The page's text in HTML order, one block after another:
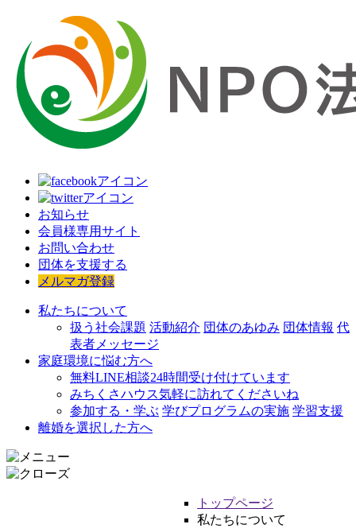
お知らせ
会員様専用サイト
お問い合わせ
団体を支援する
メルマガ登録
私たちについて
扱う社会課題 活動紹介 団体のあゆみ 団体情報 代
表者メッセージ
家庭環境に悩む方へ
無料LINE相談24時間受け付けています
みちくさハウス気軽に訪れてくださいね
参加する・学ぶ 学びプログラムの実施 学習支援
離婚を選択した方へ
トップページ
私たちについて